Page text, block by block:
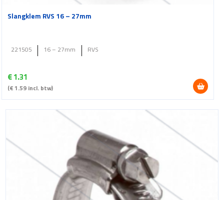
Slangklem RVS 16 – 27mm
€1.31
(€ 1.59 incl. btw)
221505 16 – 27mm RVS